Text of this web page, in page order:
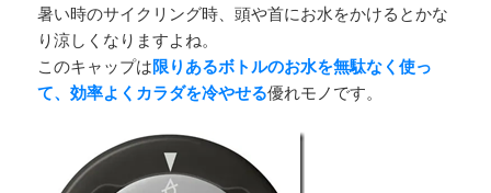
暑い時のサイクリング時、頭や首にお水をかけるとかな
り涼しくなりますよね。
このキャップは限りあるボトルのお水を無駄なく使っ
て、効率よくカラダを冷やせる優れモノです。